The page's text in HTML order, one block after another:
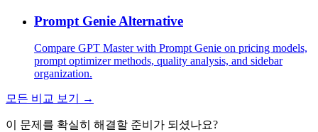
Prompt Genie Alternative
Compare GPT Master with Prompt Genie on pricing models,
prompt optimizer methods, quality analysis, and sidebar
organization.
모든 비교 보기 →
이 문제를 확실히 해결할 준비가 되셨나요?